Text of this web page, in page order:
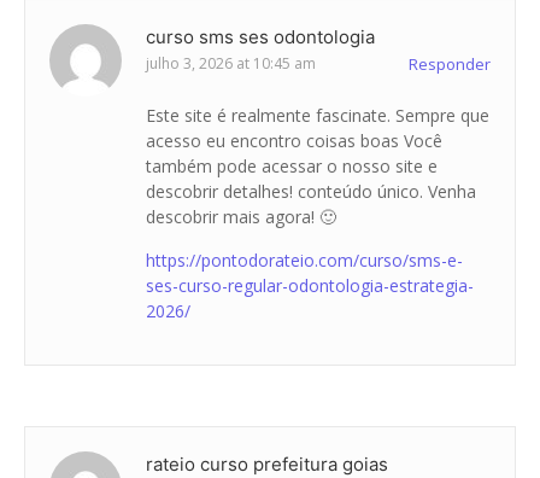
curso sms ses odontologia
julho 3, 2026 at 10:45 am Responder
Este site é realmente fascinate. Sempre que
acesso eu encontro coisas boas Você
também pode acessar o nosso site e
descobrir detalhes! conteúdo único. Venha
descobrir mais agora! 🙂
https://pontodorateio.com/curso/sms-e-
ses-curso-regular-odontologia-estrategia-
2026/
rateio curso prefeitura goias